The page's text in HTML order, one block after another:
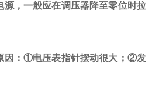
，一般应在调压器降至零位时拉
： ①电压表指针摆动很大； ②发